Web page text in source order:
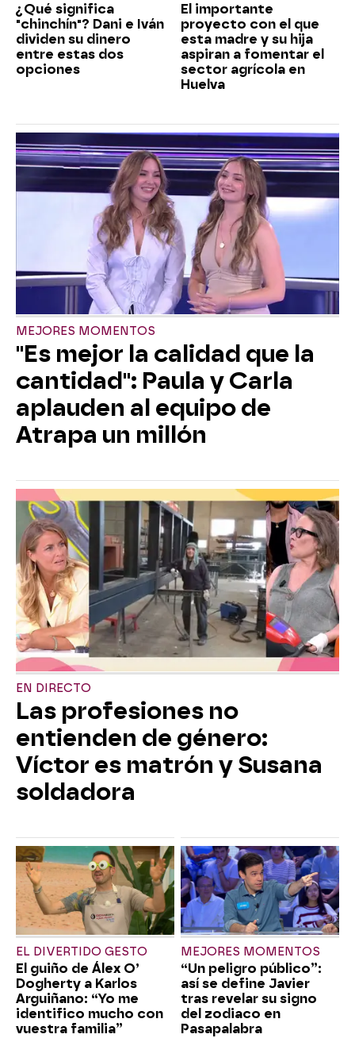
¿Qué significa
"chinchín"? Dani e Iván
dividen su dinero
entre estas dos
opciones
El importante
proyecto con el que
esta madre y su hija
aspiran a fomentar el
sector agrícola en
Huelva
MEJORES MOMENTOS
"Es mejor la calidad que la
cantidad": Paula y Carla
aplauden al equipo de
Atrapa un millón
EN DIRECTO
Las profesiones no
entienden de género:
Víctor es matrón y Susana
soldadora
EL DIVERTIDO GESTO
El guiño de Álex O’
Dogherty a Karlos
Arguiñano: “Yo me
identifico mucho con
vuestra familia”
MEJORES MOMENTOS
“Un peligro público”:
así se define Javier
tras revelar su signo
del zodiaco en
Pasapalabra